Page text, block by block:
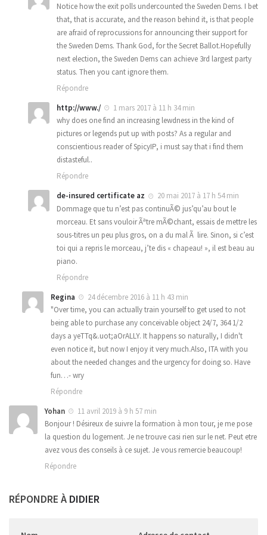
Notice how the exit polls undercounted the Sweden Dems. I bet
that, that is accurate, and the reason behind it, is that people
are afraid of reprocussions for announcing their support for
the Sweden Dems. Thank God, for the Secret Ballot.Hopefully
next election, the Sweden Dems can achieve 3rd largest party
status. Then you cant ignore them.
Répondre
http://www./
1 mars 2017 à 11 h 34 min
why does one find an increasing lewdness in the kind of
pictures or legends put up with posts? As a regular and
conscientious reader of SpicyIP, i must say that i find them
distasteful..
Répondre
de-insured certificate az
20 mai 2017 à 17 h 54 min
Dommage que tu n’est pas continuÃ© jus’qu’au bout le
morceau. Et sans vouloir Ãªtre mÃ©chant, essais de mettre les
sous-titres un peu plus gros, on a du mal Ã lire. Sinon, si c’est
toi qui a repris le morceau, j’te dis « chapeau! », il est beau au
piano.
Répondre
Regina
24 décembre 2016 à 11 h 43 min
"Over time, you can actually train yourself to get used to not
being able to purchase any conceivable object 24/7, 364 1/2
days a yeTTq&.uot;aOrALLY. It happens so naturally, I didn't
even notice it, but now I enjoy it very much.Also, ITA with you
about the needed changes and the urgency for doing so. Have
fun…- wry
Répondre
Yohan
11 avril 2019 à 9 h 57 min
Bonjour ! Désireux de suivre la formation à mon tour, je me pose
la question du logement. Je ne trouve casi rien sur le net. Peut etre
avez vous des conseils à ce sujet. Je vous remercie beaucoup!
Répondre
RÉPONDRE À DIDIER